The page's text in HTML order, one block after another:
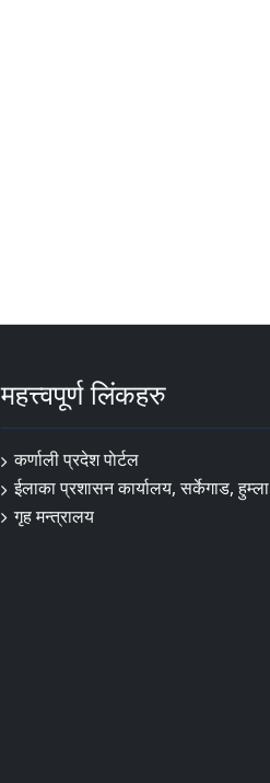
महत्त्वपूर्ण लिंकहरु
कर्णाली प्रदेश पाेर्टल
ईलाका प्रशासन कार्यालय, सर्केगाड, हुम्ला
गृह मन्त्रालय